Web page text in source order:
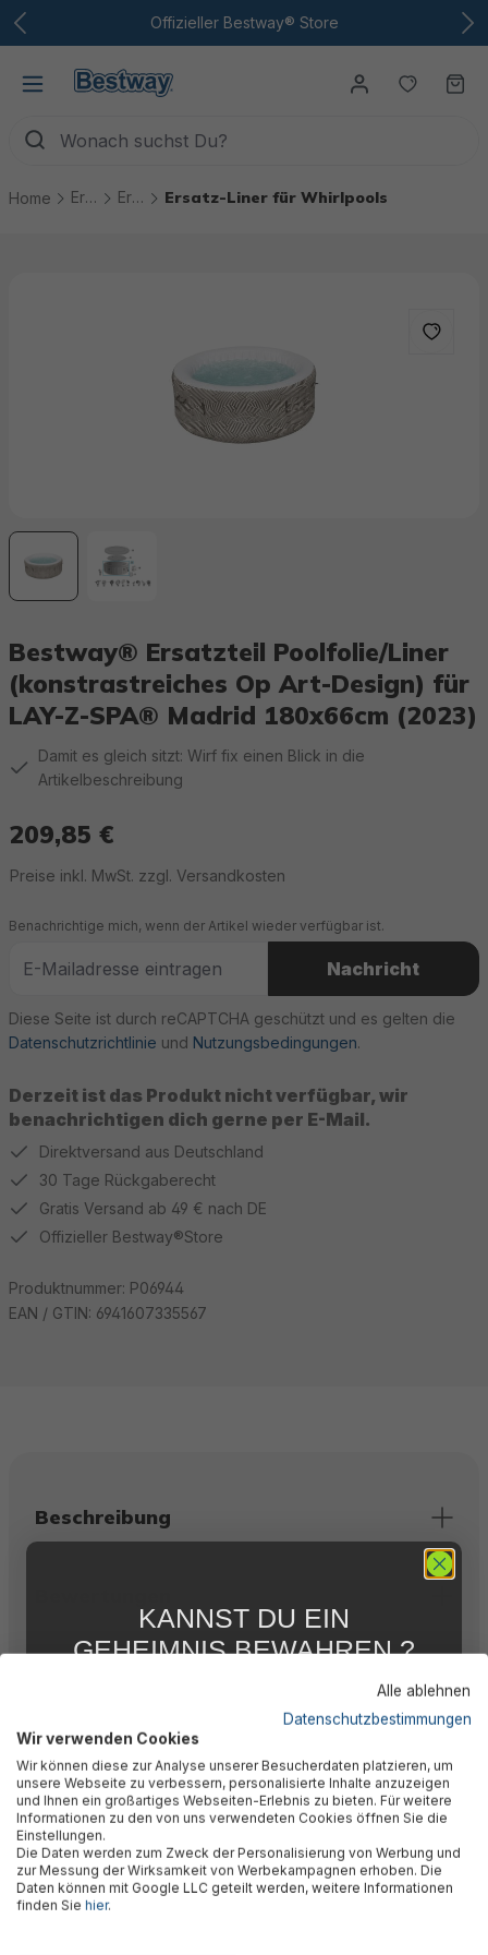
Zum Hauptinhalt Offizieller Bestway® Store
Du
Home Ersatzteile Ersatzteile Whirlpools Ersatz-Liner für Whirlpools
Bestway® Ersatzteil Poolfolie/Liner
(konstrastreiches Op Art-Design) für
LAY-Z-SPA® Madrid 180x66cm (2023)
Damit es gleich sitzt: Wirf fix einen Blick in die
Artikelbeschreibung
209,85 €
Preise inkl. MwSt. zzgl. Versandkosten
Derzeit ist das Produkt nicht verfügbar, wir
benachrichtigen dich gerne per E-Mail.
Benachrichtige mich, wenn der Artikel wieder verfügbar ist.
Nachricht
Diese Seite ist durch reCAPTCHA geschützt und es gelten die
Datenschutzrichtlinie und Nutzungsbedingungen.
Direktversand aus Deutschland
30 Tage Rückgaberecht
Gratis Versand ab 49 € nach DE
Offizieller Bestway®Store
Produktnummer: P06944
EAN / GTIN: 6941607335567
Beschreibung
Herstellerinformation
🎉 Jetzt den Newsletter
Alle ablehnen
Datenschutzbestimmungen
Wir verwenden Cookies
Wir können diese zur Analyse unserer Besucherdaten platzieren, um
unsere Webseite zu verbessern, personalisierte Inhalte anzuzeigen
und Ihnen ein großartiges Webseiten-Erlebnis zu bieten. Für weitere
Informationen zu den von uns verwendeten Cookies öffnen Sie die
Einstellungen.
Die Daten werden zum Zweck der Personalisierung von Werbung und
zur Messung der Wirksamkeit von Werbekampagnen erhoben. Die
Daten können mit Google LLC geteilt werden, weitere Informationen
finden Sie hier.
KANNST DU EIN
GEHEIMNIS BEWAHREN ?
FÜR DICH
Abonniere jetzt unseren kostenlosen
Newsletter, verpasse keine Neuigkeiten und
Aktionen mehr und sichere Dir 5 %
Willkommensrabatt auf nicht reduzierte Ware
bei Deiner ersten Bestellung !*
Email